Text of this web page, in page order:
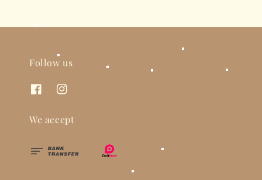
Follow us
We accept